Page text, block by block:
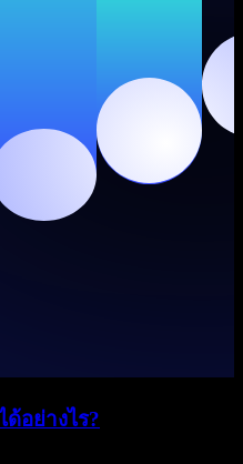
อย่างไร?